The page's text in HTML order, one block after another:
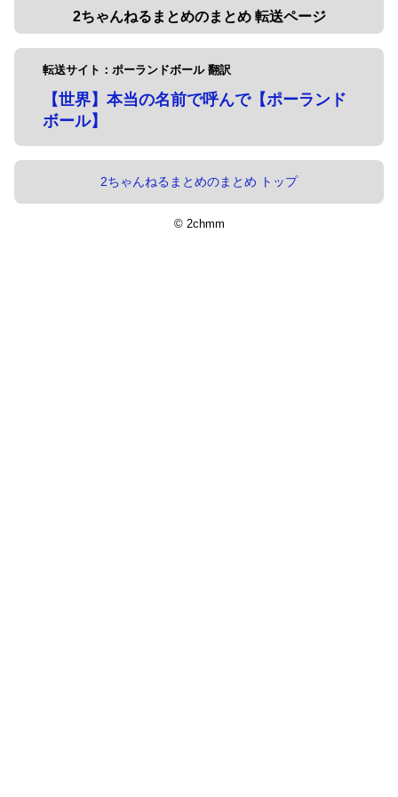
2ちゃんねるまとめのまとめ 転送ページ
転送サイト：ポーランドボール 翻訳
【世界】本当の名前で呼んで【ポーランド
ボール】
2ちゃんねるまとめのまとめ トップ
© 2chmm